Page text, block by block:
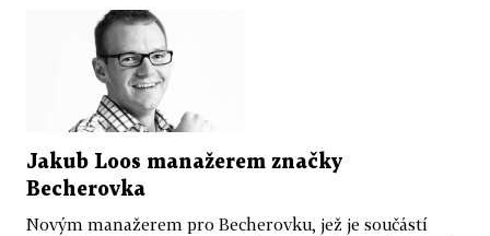
Jakub Loos manažerem značky
Becherovka
Novým manažerem pro Becherovku, jež je součástí